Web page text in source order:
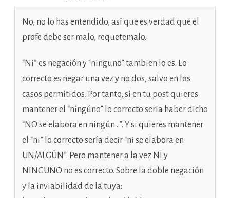
No, no lo has entendido, así que es verdad que el
profe debe ser malo, requetemalo.
“Ni” es negación y “ninguno” tambien lo es. Lo
correcto es negar una vez y no dos, salvo en los
casos permitidos. Por tanto, si en tu post quieres
mantener el “ningúno” lo correcto seria haber dicho
“NO se elabora en ningún…”. Y si quieres mantener
el “ni” lo correcto sería decir “ni se elabora en
UN/ALGÚN”. Pero mantener a la vez NI y
NINGUNO no es correcto. Sobre la doble negación
y la inviabilidad de la tuya: